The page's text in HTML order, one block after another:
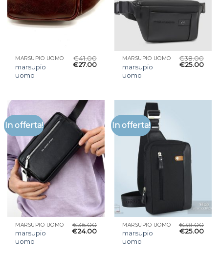
MARSUPIO UOMO
marsupio
uomo
€41.00
€27.00
MARSUPIO UOMO
marsupio
uomo
€38.00
€25.00
In offerta!
MARSUPIO UOMO
marsupio
uomo
€36.00
€24.00
In offerta!
MARSUPIO UOMO
marsupio
uomo
€38.00
€25.00